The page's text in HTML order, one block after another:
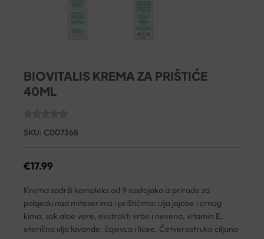
BIOVITALIS KREMA ZA PRIŠTIĆE
40ML
SKU: C007368
€17.99
Krema sadrži kompleks od 9 sastojaka iz prirode za
pobjedu nad miteserima i prištićima: ulja jojobe i crnog
kima, sok aloe vere, ekstrakti vrbe i nevena, vitamin E,
eterična ulja lavande, čajevca i licee. Četverostruko ciljano